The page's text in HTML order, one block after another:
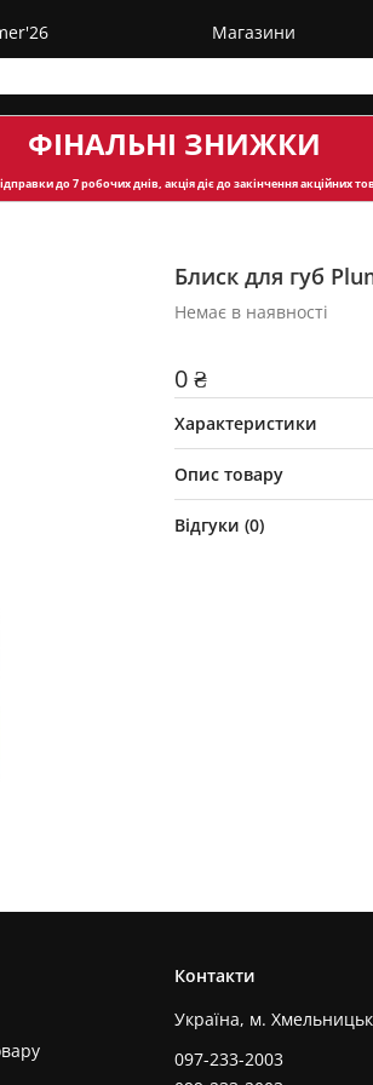
Магазини
ФІНАЛЬНІ ЗНИЖКИ
до 7 робочих днів, акція діє до закінчення акційних
Блиск для губ
Немає в наявності
0 ₴
Характеристики
Опис товару
Відгуки (0)
Контакти
Україна, м.
097-233-2003